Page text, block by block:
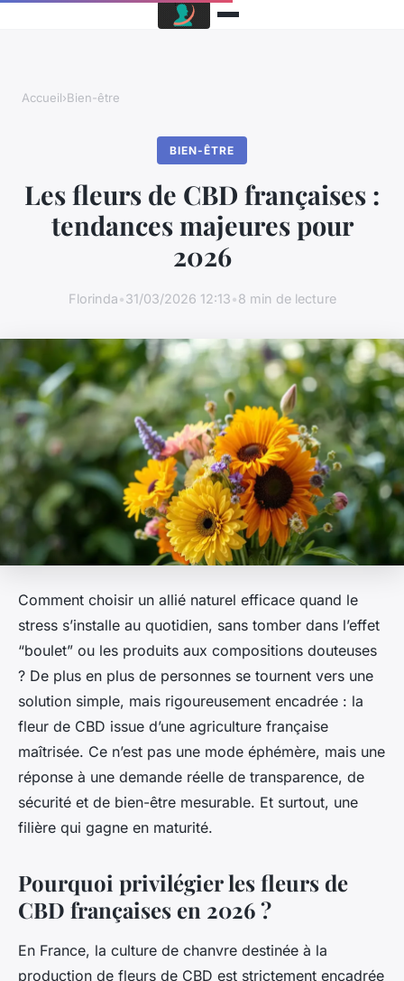
Accueil›Bien-être
BIEN-ÊTRE
Les fleurs de CBD françaises :
tendances majeures pour
2026
Florinda•31/03/2026 12:13•8 min de lecture
Comment choisir un allié naturel efficace quand le
stress s’installe au quotidien, sans tomber dans l’effet
“boulet” ou les produits aux compositions douteuses
? De plus en plus de personnes se tournent vers une
solution simple, mais rigoureusement encadrée : la
fleur de CBD issue d’une agriculture française
maîtrisée. Ce n’est pas une mode éphémère, mais une
réponse à une demande réelle de transparence, de
sécurité et de bien-être mesurable. Et surtout, une
filière qui gagne en maturité.
Pourquoi privilégier les fleurs de
CBD françaises en 2026 ?
En France, la culture de chanvre destinée à la
production de fleurs de CBD est strictement encadrée